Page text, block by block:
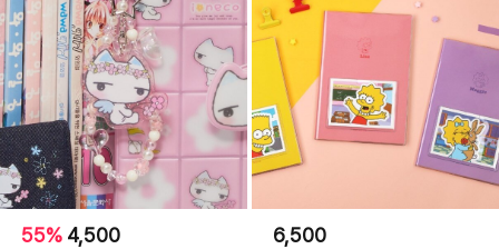
55% 4,500 6,500